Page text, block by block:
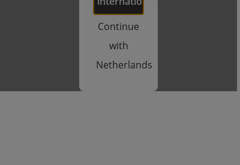
Continue
with
Netherlands